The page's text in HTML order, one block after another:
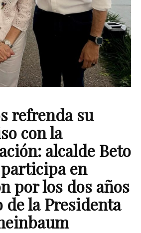
refrenda su
con la
alcalde Beto
en
por los dos años
la Presidenta